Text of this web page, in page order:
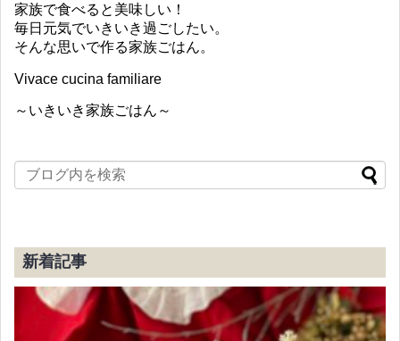
家族で食べると美味しい！
毎日元気でいきいき過ごしたい。
そんな思いで作る家族ごはん。
Vivace cucina familiare
～いきいき家族ごはん～
新着記事